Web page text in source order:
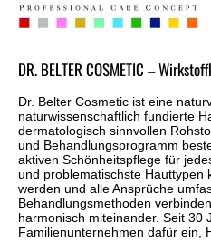
DR. BELTER COSMETIC –
Dr. Belter Cosmetic ist eine
naturwissenschaftlich fundierte
dermatologisch sinnvollen
und Behandlungsprogramm
aktiven Schönheitspflege für
und problematischste Hauttypen
werden und alle Ansprüche
Behandlungsmethoden
harmonisch miteinander. Seit 30
Familienunternehmen dafür ein,